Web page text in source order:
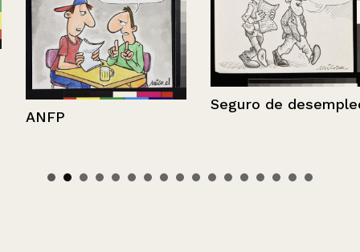
ANFP
Seguro de desempleo